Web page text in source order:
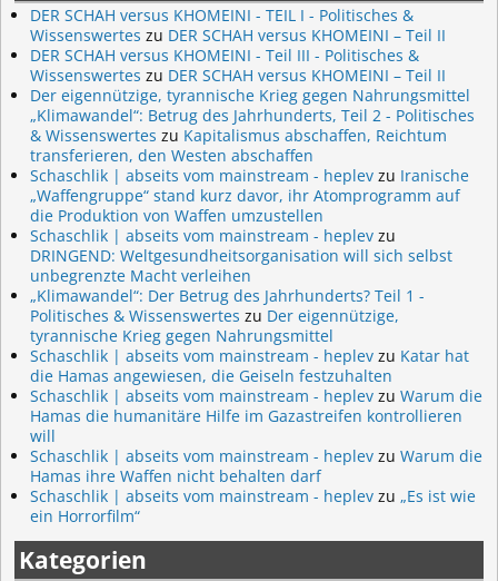
DER SCHAH versus KHOMEINI - TEIL I - Politisches &
Wissenswertes zu DER SCHAH versus KHOMEINI – Teil II
DER SCHAH versus KHOMEINI - Teil III - Politisches &
Wissenswertes zu DER SCHAH versus KHOMEINI – Teil II
Der eigennützige, tyrannische Krieg gegen Nahrungsmittel
„Klimawandel“: Betrug des Jahrhunderts, Teil 2 - Politisches
& Wissenswertes zu Kapitalismus abschaffen, Reichtum
transferieren, den Westen abschaffen
Schaschlik | abseits vom mainstream - heplev zu Iranische
„Waffengruppe“ stand kurz davor, ihr Atomprogramm auf
die Produktion von Waffen umzustellen
Schaschlik | abseits vom mainstream - heplev zu
DRINGEND: Weltgesundheitsorganisation will sich selbst
unbegrenzte Macht verleihen
„Klimawandel“: Der Betrug des Jahrhunderts? Teil 1 -
Politisches & Wissenswertes zu Der eigennützige,
tyrannische Krieg gegen Nahrungsmittel
Schaschlik | abseits vom mainstream - heplev zu Katar hat
die Hamas angewiesen, die Geiseln festzuhalten
Schaschlik | abseits vom mainstream - heplev zu Warum die
Hamas die humanitäre Hilfe im Gazastreifen kontrollieren
will
Schaschlik | abseits vom mainstream - heplev zu Warum die
Hamas ihre Waffen nicht behalten darf
Schaschlik | abseits vom mainstream - heplev zu „Es ist wie
ein Horrorfilm“
Kategorien